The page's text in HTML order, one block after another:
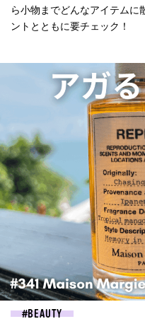
ら小物までどんなアイテムに
ントとともに要チェック！
BEAUTY